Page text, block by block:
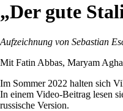
„Der gute
Aufzeichnung von Sebastian
Mit Fatin Abbas, Maryam
Im Sommer 2022 halten sich
In einem Video-Beitrag lesen
russische Version.